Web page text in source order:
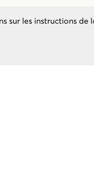
sur les instructions de